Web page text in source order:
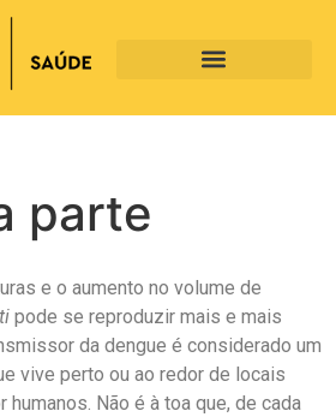
parte
e o aumento no volume de
pode se reproduzir mais e mais
da dengue é considerado um
vive perto ou ao redor de locais
Não é à toa que, de cada